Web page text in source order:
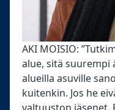
AKI MOISIO:
alue, sitä suurempi
alueilla asuville
kuitenkin. Jos he